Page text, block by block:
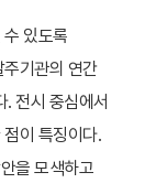
있도록
기관의 연간
전시 중심에서
이 특징이다.
을 모색하고